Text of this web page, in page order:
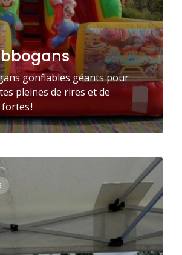
gonflables géants pour
pleines de rires et de
!